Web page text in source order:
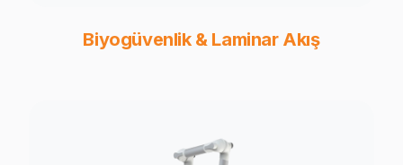
Biyogüvenlik & Laminar Akış